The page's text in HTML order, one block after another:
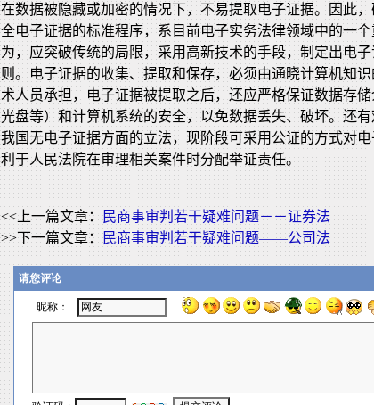
在数据被隐藏或加密的情况下，不易提取电子证据。因此
全电子证据的标准程序，系目前电子实务法律领域中的一
为，应突破传统的局限，采用高新技术的手段，制定出电
则。电子证据的收集、提取和保存，必须由通晓计算机知
术人员承担，电子证据被提取之后，还应严格保证数据存
光盘等）和计算机系统的安全，以免数据丢失、破坏。还
我国无电子证据方面的立法，现阶段可采用公证的方式对
利于人民法院在审理相关案件时分配举证责任。
<<上一篇文章： 民商事审判若干疑难问题－－证券法
>>下一篇文章： 民商事审判若干疑难问题——公司法